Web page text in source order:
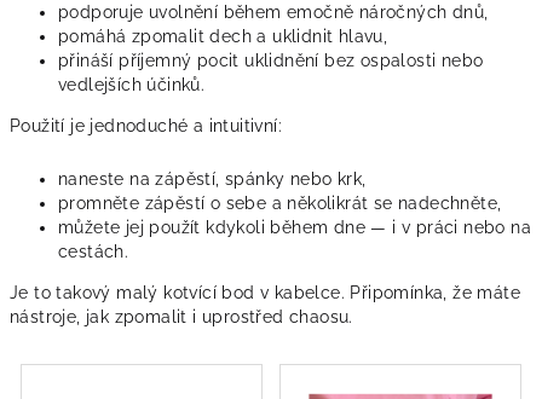
podporuje uvolnění během emočně náročných dnů,
pomáhá zpomalit dech a uklidnit hlavu,
přináší příjemný pocit uklidnění bez ospalosti nebo
vedlejších účinků.
Použití je jednoduché a intuitivní:
naneste na zápěstí, spánky nebo krk,
promněte zápěstí o sebe a několikrát se nadechněte,
můžete jej použít kdykoli během dne — i v práci nebo na
cestách.
Je to takový malý kotvící bod v kabelce. Připomínka, že máte
nástroje, jak zpomalit i uprostřed chaosu.